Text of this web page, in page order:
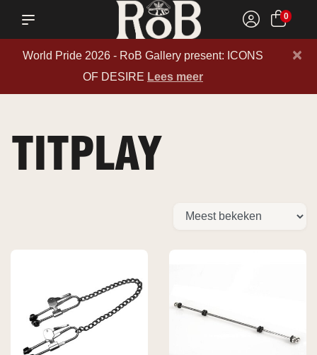
0
World Pride 2026 - RoB Gallery present: ICONS
OF DESIRE Lees meer
×
TITPLAY